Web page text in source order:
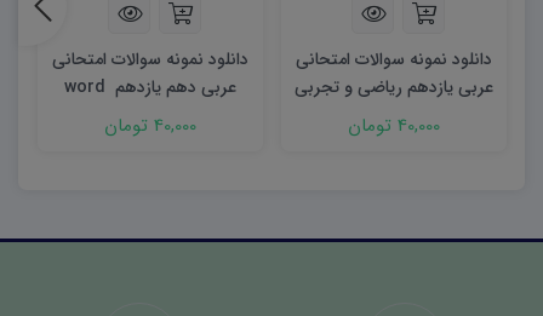
دانلود نمونه سوالات امتحانی
عربی یازدهم ریاضی و تجربی
40,000 تومان
دانلود نمونه سوالات امتحانی
عربی دهم یازدهم word
(نوبت دوم)
40,000 تومان